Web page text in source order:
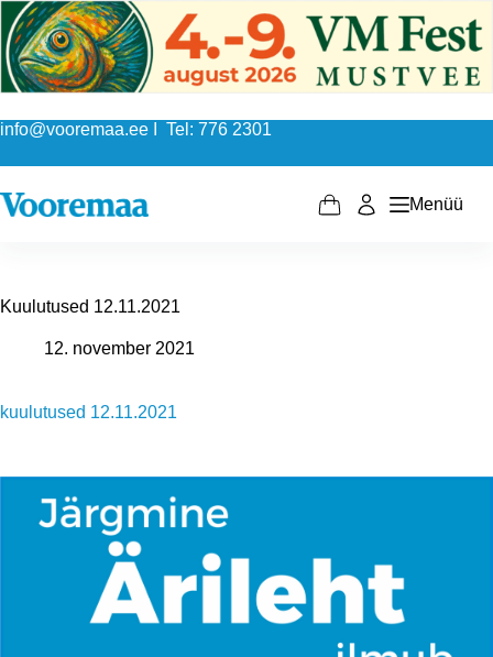
Skip
to
content
info@vooremaa.ee I Tel: 776 2301
Shopping
Menüü
Kuulutused 12.11.2021
12. november 2021
kuulutused 12.11.2021